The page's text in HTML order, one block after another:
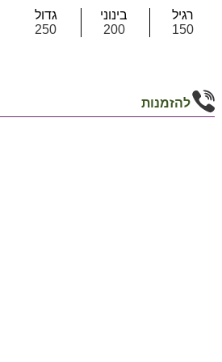
רגיל
150
בינוני
200
גדול
250
להזמנות